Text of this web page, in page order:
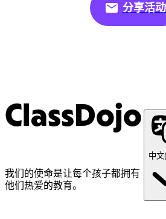
分享活动
ClassDojo
我们的使命是让每个孩子都拥有
他们热爱的教育。
中文